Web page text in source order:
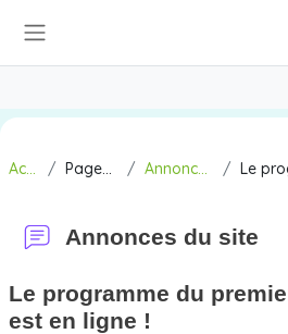
Accueil Pages du site Annonces du site
Annonces du site
Le programme du
est en ligne !